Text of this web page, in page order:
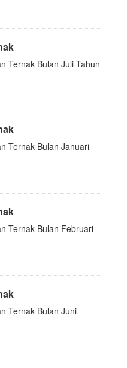
Ternak Bulan Juli Tahun
Ternak Bulan Januari
Ternak Bulan Februari
Ternak Bulan Juni